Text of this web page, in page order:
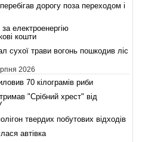
дорогу поза переходом і
електроенергію
кошти
сухої трави вогонь пошкодив ліс
2026
70 кілограмів риби
"Срібний хрест" від
твердих побутових відходів
автівка